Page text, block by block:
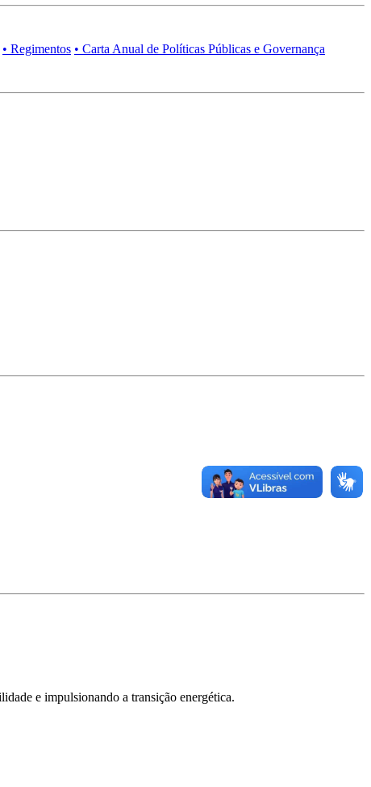
• Regimentos • Carta Anual de Políticas Públicas e Governança
e impulsionando a transição energética.